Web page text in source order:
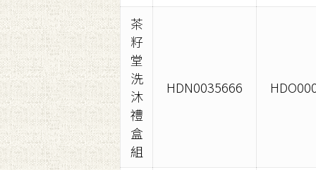
茶
籽
堂
洗
沐
禮
盒
組
HDN0035666